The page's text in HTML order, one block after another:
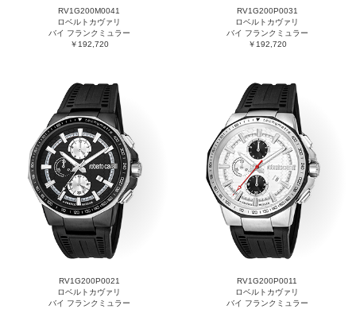
RV1G200M0041
ロベルトカヴァリ
バイ フランクミュラー
￥192,720
RV1G200P0031
ロベルトカヴァリ
バイ フランクミュラー
￥192,720
RV1G200P0021
ロベルトカヴァリ
バイ フランクミュラー
RV1G200P0011
ロベルトカヴァリ
バイ フランクミュラー